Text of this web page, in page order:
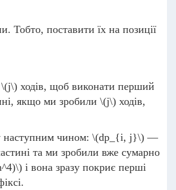
Тобто, поставити їх на позиції
\(j\) ходів, щоб виконати перший
якщо ми зробили \(j\) ходів,
наступним чином: \(dp_{i, j}\) —
та ми зробили вже сумарно
і вона зразу покриє перші